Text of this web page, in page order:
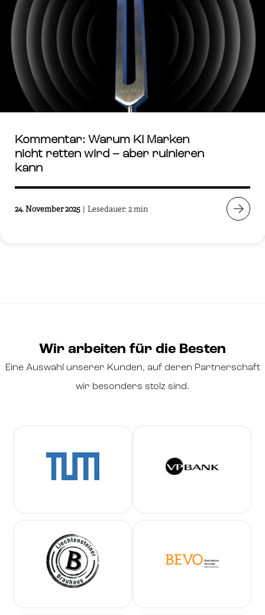
Kommentar: Warum KI Marken
nicht retten wird – aber ruinieren
kann
24. November 2025 | Lesedauer: 2 min
Wir arbeiten für die Besten
Eine Auswahl unserer Kunden, auf deren Partnerschaft
wir besonders stolz sind.